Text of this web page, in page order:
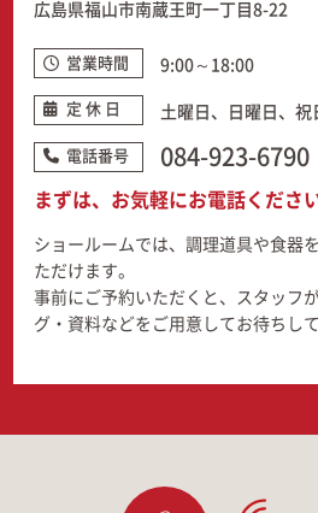
広島県福山市南蔵王町一丁目8-22
営業時間 9:00～18:00
定 休 日 土曜日、日曜日、祝
電話番号 084-923-6790
まずは、お気軽にお電話くださ
ショールームでは、調理道具や食器
ただけます。
事前にご予約いただくと、スタッフ
グ・資料などをご用意してお待ちし